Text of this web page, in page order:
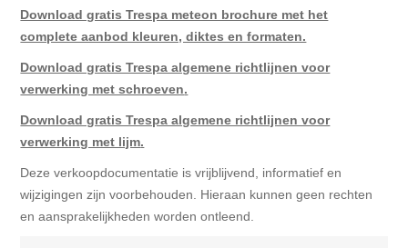
Download gratis Trespa meteon brochure met het
complete aanbod kleuren, diktes en formaten.
Download gratis Trespa algemene richtlijnen voor
verwerking met schroeven.
Download gratis Trespa algemene richtlijnen voor
verwerking met lijm.
Deze verkoopdocumentatie is vrijblijvend, informatief en
wijzigingen zijn voorbehouden. Hieraan kunnen geen rechten
en aansprakelijkheden worden ontleend.